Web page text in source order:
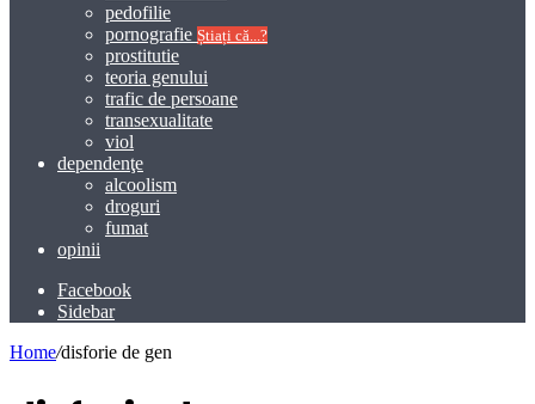
pedofilie
pornografie Știați că...?
prostitutie
teoria genului
trafic de persoane
transexualitate
viol
dependenţe
alcoolism
droguri
fumat
opinii
Facebook
Sidebar
Home/disforie de gen